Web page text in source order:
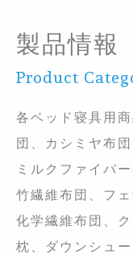
製品情報
Product
各ベッド寝具用
団、カシミヤ布
ミルクファイバ
竹繊維布団、フ
化学繊維布団、
枕、ダウンシュ